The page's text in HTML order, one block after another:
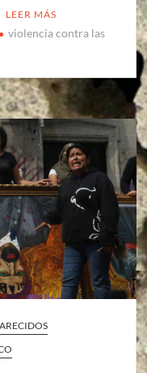
LEER MÁS
violencia contra las